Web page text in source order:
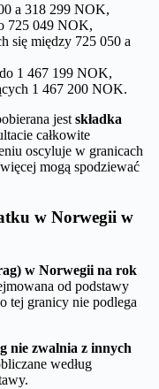
a 318 299 NOK,
725 049 NOK,
się między 725 050 a
1 467 199 NOK,
1 467 200 NOK.
jest składka
całkowite
oscyluje w granicach
mogą spodziewać
w Norwegii w
w Norwegii na rok
od podstawy
tej granicy nie podlega
nie zwalnia z innych
według